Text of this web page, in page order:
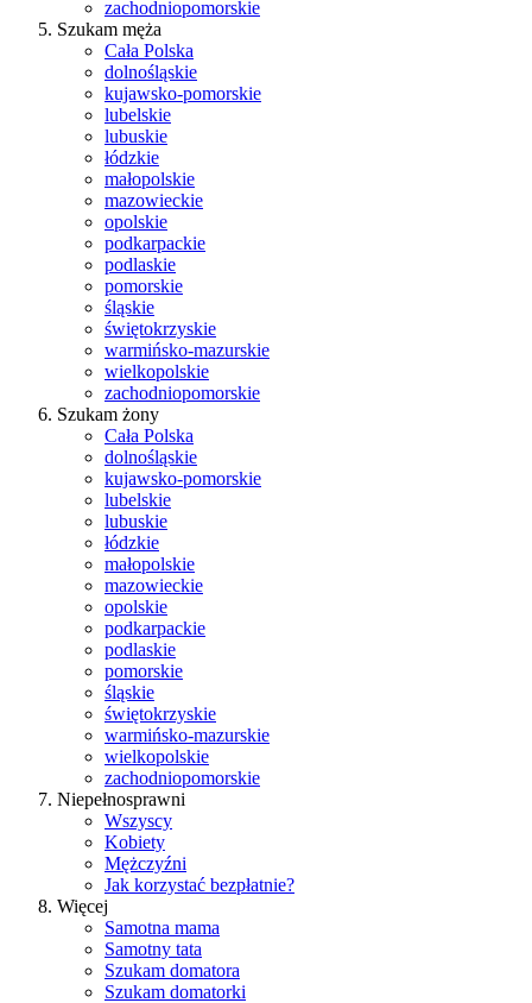
zachodniopomorskie
Szukam męża
Cała Polska
dolnośląskie
kujawsko-pomorskie
lubelskie
lubuskie
łódzkie
małopolskie
mazowieckie
opolskie
podkarpackie
podlaskie
pomorskie
śląskie
świętokrzyskie
warmińsko-mazurskie
wielkopolskie
zachodniopomorskie
Szukam żony
Cała Polska
dolnośląskie
kujawsko-pomorskie
lubelskie
lubuskie
łódzkie
małopolskie
mazowieckie
opolskie
podkarpackie
podlaskie
pomorskie
śląskie
świętokrzyskie
warmińsko-mazurskie
wielkopolskie
zachodniopomorskie
Niepełnosprawni
Wszyscy
Kobiety
Mężczyźni
Jak korzystać bezpłatnie?
Więcej
Samotna mama
Samotny tata
Szukam domatora
Szukam domatorki